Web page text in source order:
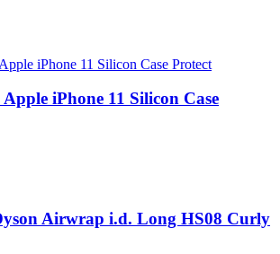
iPhone 11 Silicon Case
Airwrap i.d. Long HS08 Curly